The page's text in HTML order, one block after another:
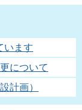
います
について
計画）